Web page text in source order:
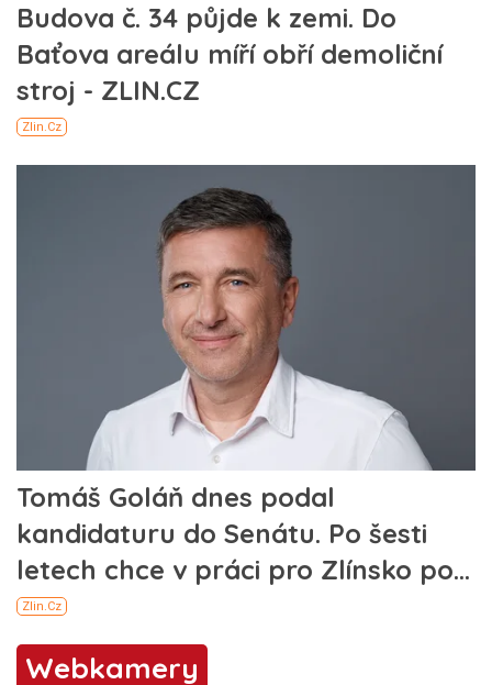
Webkamery